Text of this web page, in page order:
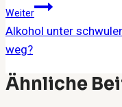
Weiter
Alkohol unter
weg?
Ähnliche